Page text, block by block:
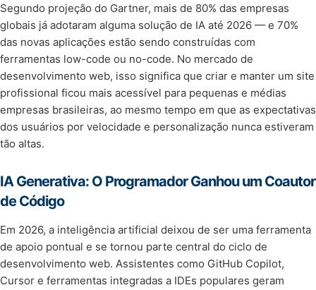
Segundo projeção do Gartner, mais de 80% das empresas
globais já adotaram alguma solução de IA até 2026 — e 70%
das novas aplicações estão sendo construídas com
ferramentas low-code ou no-code. No mercado de
desenvolvimento web, isso significa que criar e manter um site
profissional ficou mais acessível para pequenas e médias
empresas brasileiras, ao mesmo tempo em que as expectativas
dos usuários por velocidade e personalização nunca estiveram
tão altas.
IA Generativa: O Programador Ganhou um Coautor
de Código
Em 2026, a inteligência artificial deixou de ser uma ferramenta
de apoio pontual e se tornou parte central do ciclo de
desenvolvimento web. Assistentes como GitHub Copilot,
Cursor e ferramentas integradas a IDEs populares geram